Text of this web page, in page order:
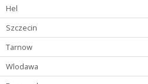
Hel
Szczecin
Tarnow
Wlodawa